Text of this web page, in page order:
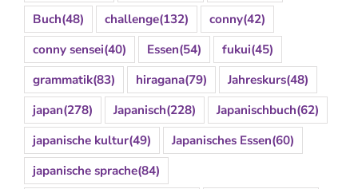
Buch(48) challenge(132) conny(42)
conny sensei(40) Essen(54) fukui(45)
grammatik(83) hiragana(79) Jahreskurs(48)
japan(278) Japanisch(228) Japanischbuch(62)
japanische kultur(49) Japanisches Essen(60)
japanische sprache(84)